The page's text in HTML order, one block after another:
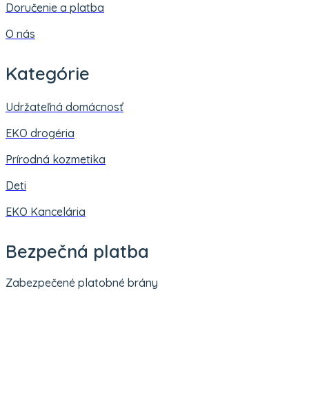
Doručenie a platba
O nás
Kategórie
Udržateľná domácnosť
EKO drogéria
Prírodná kozmetika
Deti
EKO Kancelária
Bezpečná platba
Zabezpečené platobné brány